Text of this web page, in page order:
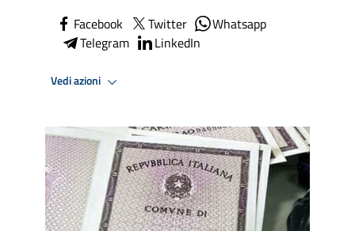
Facebook Twitter
Whatsapp
Telegram
LinkedIn
Vedi azioni